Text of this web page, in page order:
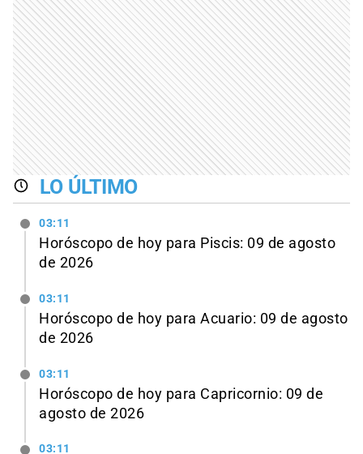
LO ÚLTIMO
03:11
Horóscopo de hoy para Piscis: 09 de agosto
de 2026
03:11
Horóscopo de hoy para Acuario: 09 de agosto
de 2026
03:11
Horóscopo de hoy para Capricornio: 09 de
agosto de 2026
03:11